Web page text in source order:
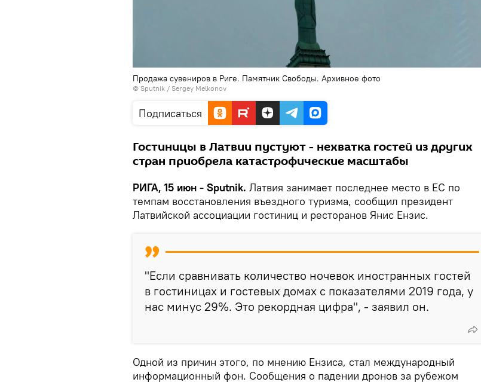
Продажа сувениров в Риге. Памятник Свободы. Архивное фото
© Sputnik / Sergey Melkonov
Подписаться
Гостиницы в Латвии пустуют - нехватка гостей из других
стран приобрела катастрофические масштабы
РИГА, 15 июн - Sputnik. Латвия занимает последнее место в ЕС по
темпам восстановления въездного туризма, сообщил президент
Латвийской ассоциации гостиниц и ресторанов Янис Ензис.
"Если сравнивать количество ночевок иностранных гостей
в гостиницах и гостевых домах с показателями 2019 года, у
нас минус 29%. Это рекордная цифра", - заявил он.
Одной из причин этого, по мнению Ензиса, стал международный
информационный фон. Сообщения о падении дронов за рубежом